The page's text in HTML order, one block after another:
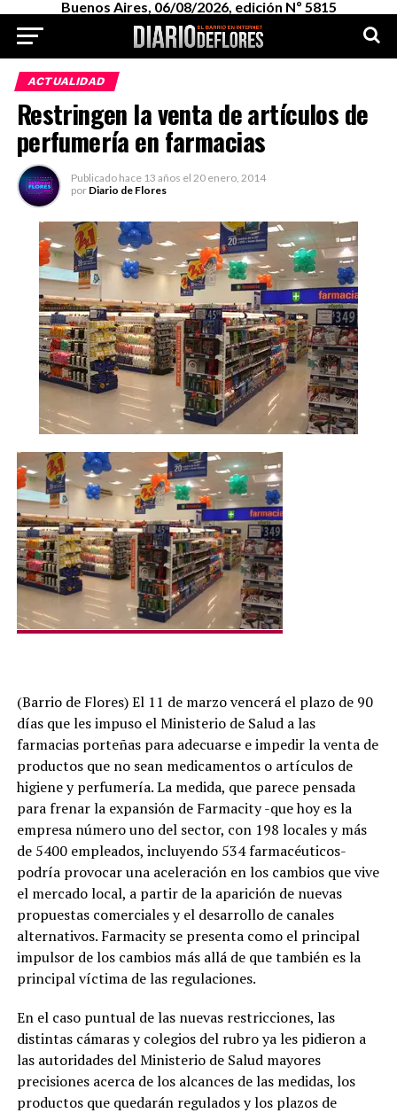
Buenos Aires, 06/08/2026, edición Nº 5815
ACTUALIDAD
Restringen la venta de artículos de
perfumería en farmacias
Publicado hace 13 años el 20 enero, 2014
por Diario de Flores
(Barrio de Flores) El 11 de marzo vencerá el plazo de 90
días que les impuso el Ministerio de Salud a las
farmacias porteñas para adecuarse e impedir la venta de
productos que no sean medicamentos o artículos de
higiene y perfumería. La medida, que parece pensada
para frenar la expansión de Farmacity -que hoy es la
empresa número uno del sector, con 198 locales y más
de 5400 empleados, incluyendo 534 farmacéuticos-
podría provocar una aceleración en los cambios que vive
el mercado local, a partir de la aparición de nuevas
propuestas comerciales y el desarrollo de canales
alternativos. Farmacity se presenta como el principal
impulsor de los cambios más allá de que también es la
principal víctima de las regulaciones.
En el caso puntual de las nuevas restricciones, las
distintas cámaras y colegios del rubro ya les pidieron a
las autoridades del Ministerio de Salud mayores
precisiones acerca de los alcances de las medidas, los
productos que quedarán regulados y los plazos de